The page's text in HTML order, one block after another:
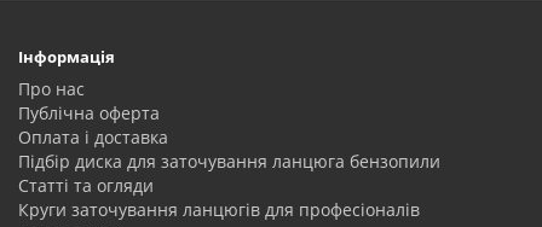
Інформація
Про нас
Публічна оферта
Оплата і доставка
Підбір диска для заточування ланцюга бензопили
Статті та огляди
Круги заточування ланцюгів для професіоналів